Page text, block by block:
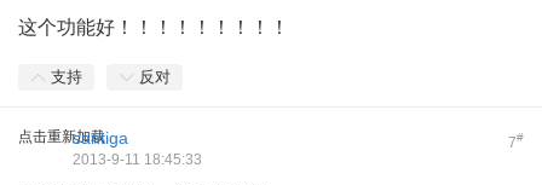
这个功能好！！！！！！！！！
支持 反对
点击重新加载 7#
santiga
2013-9-11 18:45:33